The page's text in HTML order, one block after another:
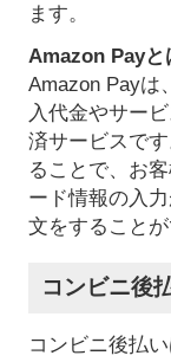
ます。
Amazon Payと
Amazon Payは
入代金やサー
済サービスで
ることで、お
ード情報の入
文をすることが
コンビニ後
コンビニ後払